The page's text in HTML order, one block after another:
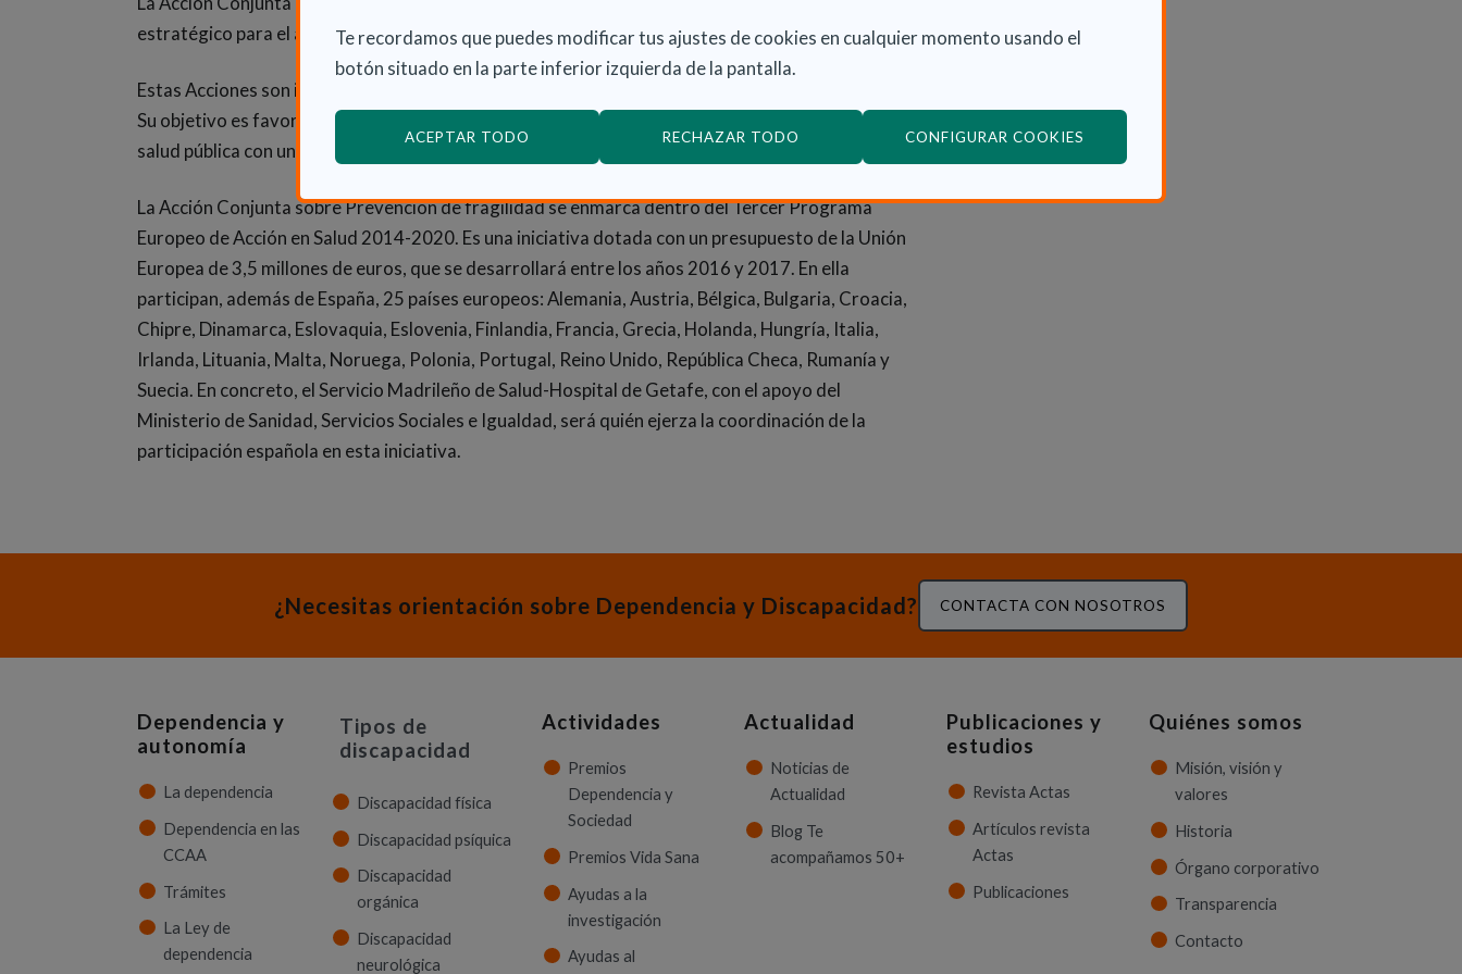
Te recordamos que puedes modificar tus ajustes de cookies en cualquier momento usando el
botón situado en la parte inferior izquierda de la pantalla.
ACEPTAR TODO RECHAZAR TODO CONFIGURAR COOKIES
estratégico para el abordaje preventivo de la fragilidad a nivel europeo.
Estas Acciones son instrumentos de cooperación que generan un valor añadido a nivel europeo.
Su objetivo es favorecer la colaboración entre los Estados para ayudar a resolver problemas de
salud pública con una verdadera dimensión europea.
La Acción Conjunta sobre Prevención de fragilidad se enmarca dentro del Tercer Programa
Europeo de Acción en Salud 2014-2020. Es una iniciativa dotada con un presupuesto de la Unión
Europea de 3,5 millones de euros, que se desarrollará entre los años 2016 y 2017. En ella
participan, además de España, 25 países europeos: Alemania, Austria, Bélgica, Bulgaria, Croacia,
Chipre, Dinamarca, Eslovaquia, Eslovenia, Finlandia, Francia, Grecia, Holanda, Hungría, Italia,
Irlanda, Lituania, Malta, Noruega, Polonia, Portugal, Reino Unido, República Checa, Rumanía y
Suecia. En concreto, el Servicio Madrileño de Salud-Hospital de Getafe, con el apoyo del
Ministerio de Sanidad, Servicios Sociales e Igualdad, será quién ejerza la coordinación de la
participación española en esta iniciativa.
¿Necesitas orientación sobre Dependencia y Discapacidad? CONTACTA CON NOSOTROS
Dependencia y
autonomía
La dependencia
Dependencia en las
CCAA
Trámites
La Ley de
dependencia
Tipos de
discapacidad
Discapacidad física
Discapacidad psíquica
Discapacidad
orgánica
Discapacidad
neurológica
Actividades
Premios
Dependencia y
Sociedad
Premios Vida Sana
Ayudas a la
investigación
Ayudas al
Actualidad
Noticias de
Actualidad
Blog Te
acompañamos 50+
Publicaciones y
estudios
Revista Actas
Artículos revista
Actas
Publicaciones
Quiénes somos
Misión, visión y
valores
Historia
Órgano corporativo
Transparencia
Contacto